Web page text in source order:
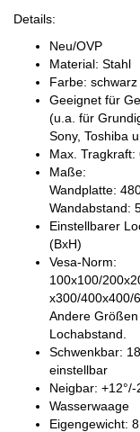
Details:
Neu/OVP
Material: Stahl
Farbe:
Geeignet für
(u.a. für
Sony, Toshiba
Max. Tragkraft:
Maße:
Wandplatte:
Wandabstand:
Einstellbarer
(BxH)
Vesa-Norm:
100x100/
x300/400x400/
Andere
Lochabstand.
Schwenkbar:
einstellbar
Neigbar:
Wasserwaage
Eigengewicht: